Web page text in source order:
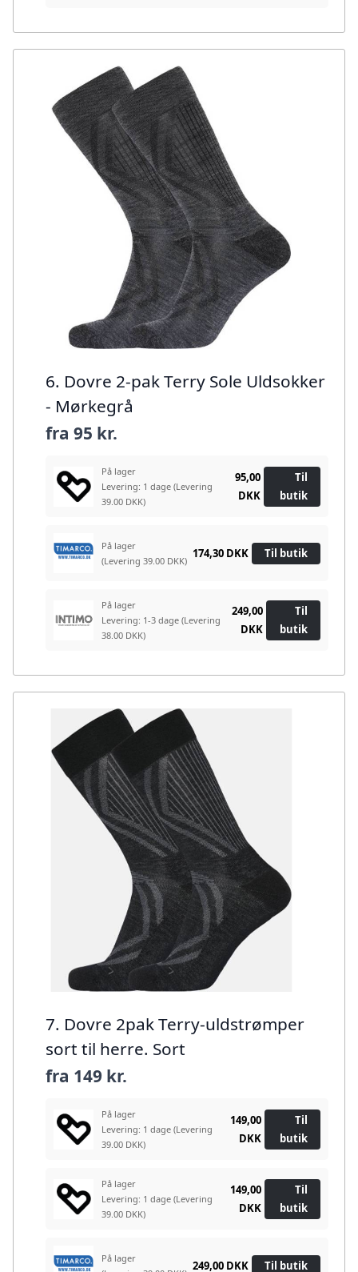
6. Dovre 2-pak Terry Sole Uldsokker
- Mørkegrå
fra 95 kr.
På lager
Levering: 1 dage (Levering
39.00 DKK)
95,00
DKK
Til
butik
På lager
(Levering 39.00 DKK)
174,30 DKK Til butik
På lager
Levering: 1-3 dage (Levering
38.00 DKK)
249,00
DKK
Til
butik
7. Dovre 2pak Terry-uldstrømper
sort til herre. Sort
fra 149 kr.
På lager
Levering: 1 dage (Levering
39.00 DKK)
149,00
DKK
Til
butik
På lager
Levering: 1 dage (Levering
39.00 DKK)
149,00
DKK
Til
butik
På lager
249,00 DKK Til butik